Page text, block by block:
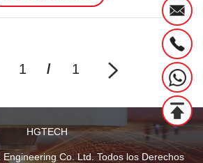
1 / 1
HGTECH
Engineering Co. Ltd. Todos los Derechos